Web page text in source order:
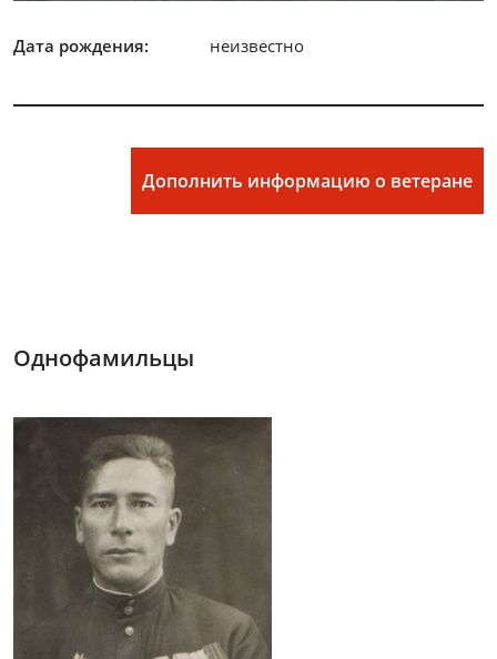
Дата рождения: неизвестно
Дополнить информацию о ветеране
Однофамильцы